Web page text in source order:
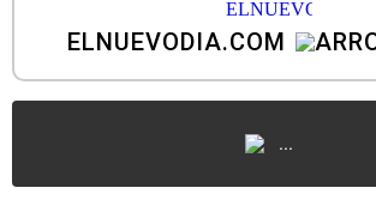
ELNUEVODIA.COM
...